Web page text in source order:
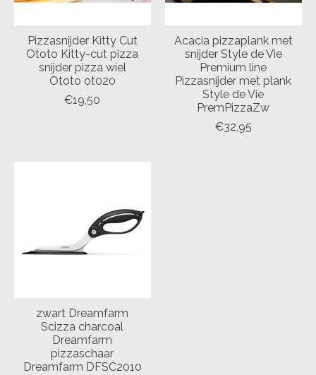
Pizzasnijder Kitty Cut
Ototo Kitty-cut pizza
snijder pizza wiel
Ototo ot020
€19,50
Acacia pizzaplank met
snijder Style de Vie
Premium line
Pizzasnijder met plank
Style de Vie
PremPizzaZw
€32,95
zwart Dreamfarm
Scizza charcoal
Dreamfarm
pizzaschaar
Dreamfarm DFSC2010